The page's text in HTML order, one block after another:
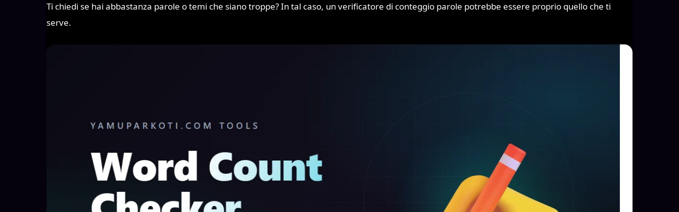
Ti chiedi se hai abbastanza parole o temi che siano troppe? In tal caso, un verificatore di conteggio parole potrebbe essere proprio quello che ti
serve.